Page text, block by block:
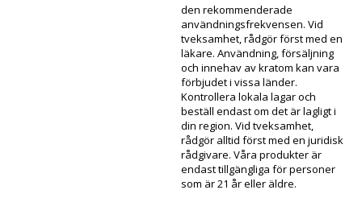
den rekommenderade
användningsfrekvensen. Vid
tveksamhet, rådgör först med en
läkare. Användning, försäljning
och innehav av kratom kan vara
förbjudet i vissa länder.
Kontrollera lokala lagar och
beställ endast om det är lagligt i
din region. Vid tveksamhet,
rådgör alltid först med en juridisk
rådgivare. Våra produkter är
endast tillgängliga för personer
som är 21 år eller äldre.